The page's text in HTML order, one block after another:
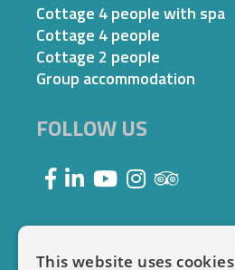
Cottage 4 people with spa
Cottage 4 people
Cottage 2 people
Group accommodation
FOLLOW US
This website uses cookies